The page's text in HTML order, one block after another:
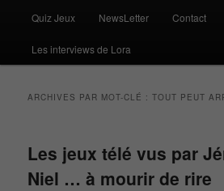
Quiz Jeux NewsLetter Contact
Les interviews de Lora
ARCHIVES PAR MOT-CLÉ :TOUT PEUT
Les jeux télé vus par
Niel … à mourir de rire